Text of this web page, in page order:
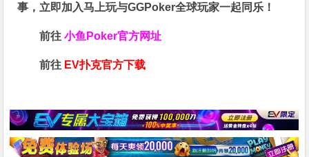
事，立即加入马上玩与GGPoker全球玩家一起同乐！
前往小鱼Poker官方网址
前往 EV扑克官方下载